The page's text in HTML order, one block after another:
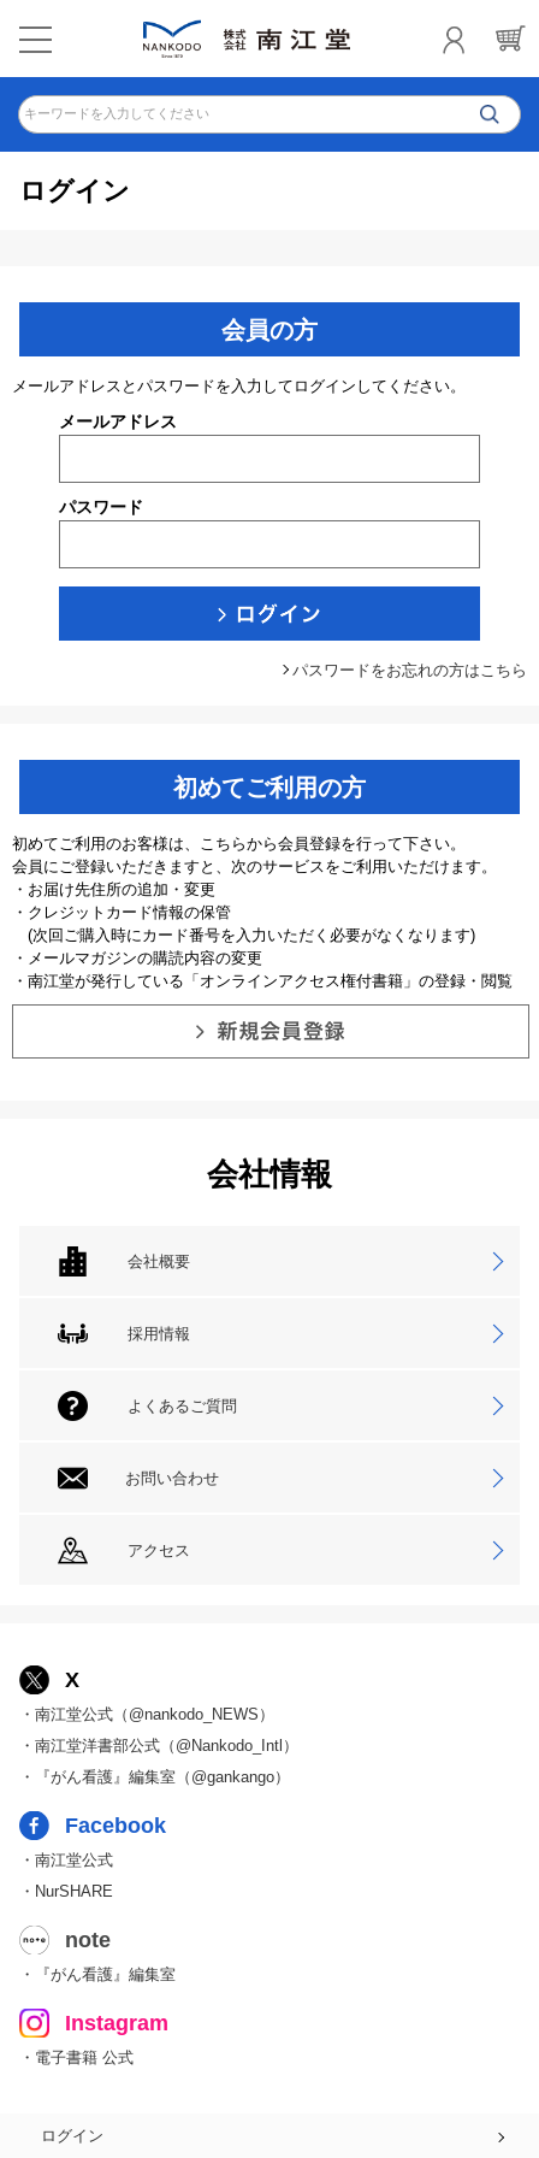
キーワードを入力してください
ログイン
会員の方
メールアドレスとパスワードを入力してログインしてください。
メールアドレス
パスワード
パスワードをお忘れの方はこちら
初めてご利用の方
初めてご利用のお客様は、こちらから会員登録を行って下さい。
会員にご登録いただきますと、次のサービスをご利用いただけます。
・お届け先住所の追加・変更
・クレジットカード情報の保管
(次回ご購入時にカード番号を入力いただく必要がなくなります)
・メールマガジンの購読内容の変更
・南江堂が発行している「オンラインアクセス権付書籍」の登録・閲覧
会社情報
会社概要
採用情報
よくあるご質問
お問い合わせ
アクセス
X
・南江堂公式（@nankodo_NEWS）
・南江堂洋書部公式（@Nankodo_Intl）
・『がん看護』編集室（@gankango）
Facebook
・南江堂公式
・NurSHARE
note
・『がん看護』編集室
Instagram
・電子書籍 公式
ログイン